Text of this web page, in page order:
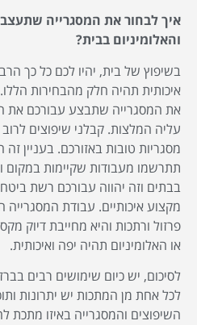
איך לבחור את המסגרייה
והאלומיניום בבית?
בשיפוץ של בית, יהיו לכם כל כך
איכותית תהיה חלק מהבחירות
את המסגרייה שתבצע עבורכם את
עליה המלצות. קבלני שיפוצים
מסגריות טובות באזורכם. בעניין
תתרשמו מעבודות שקיימות במקום
בבתים וזה יהווה עבורכם רשת
מקצוע איכותיים. עבודת
פרזול ורתכות והיא מחייבת דיוק
או האלומיניום תהיה יפה ואיכותית.
לסיכום, יש כיום שימושים רבים
לכל אחת מן המתכות יש יתרונות
השיפוצים והמסגרייה באיזו